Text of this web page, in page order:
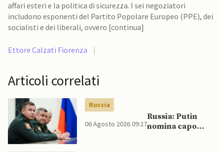
affari esteri e la politica di sicurezza. I sei negoziatori
includono esponenti del Partito Popolare Europeo (PPE), dei
socialisti e dei liberali, ovvero [continua]
Ettore Calzati Fiorenza |
Articoli correlati
Russia
06 Agosto 2026 09:27
Russia: Putin
nomina capo